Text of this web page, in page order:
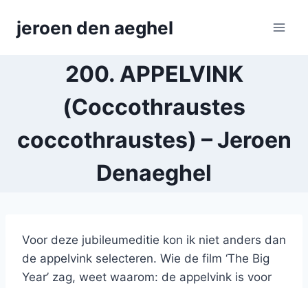
jeroen den aeghel
200. APPELVINK
(Coccothraustes
coccothraustes) – Jeroen
Denaeghel
Voor deze jubileumeditie kon ik niet anders dan
de appelvink selecteren. Wie de film ‘The Big
Year’ zag, weet waarom: de appelvink is voor